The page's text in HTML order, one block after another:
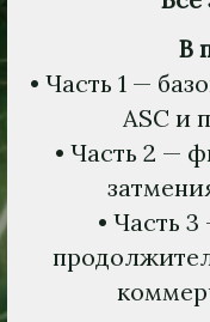
В
• Часть 1 —
ASC и
• Часть 2 —
• Часть